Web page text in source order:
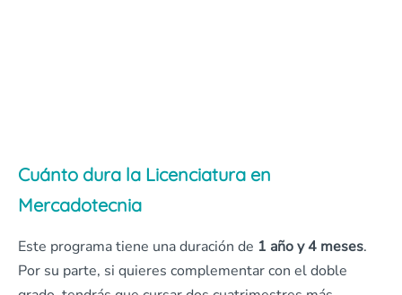
Cuánto dura la Licenciatura en
Mercadotecnia
Este programa tiene una duración de 1 año y 4 meses.
Por su parte, si quieres complementar con el doble